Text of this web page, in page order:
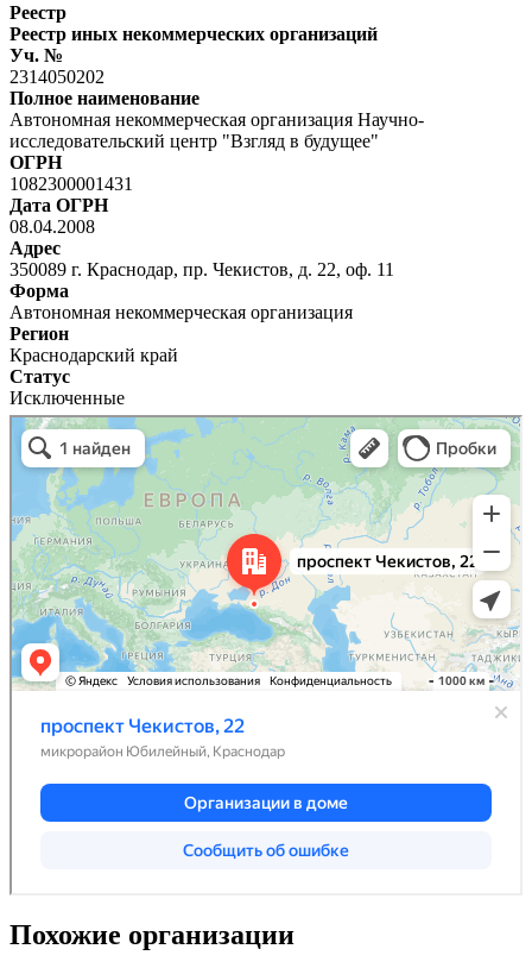
Реестр
Реестр иных некоммерческих организаций
Уч. №
2314050202
Полное наименование
Автономная некоммерческая организация Научно-
исследовательский центр "Взгляд в будущее"
ОГРН
1082300001431
Дата ОГРН
08.04.2008
Адрес
350089 г. Краснодар, пр. Чекистов, д. 22, оф. 11
Форма
Автономная некоммерческая организация
Регион
Краснодарский край
Статус
Исключенные
Похожие организации